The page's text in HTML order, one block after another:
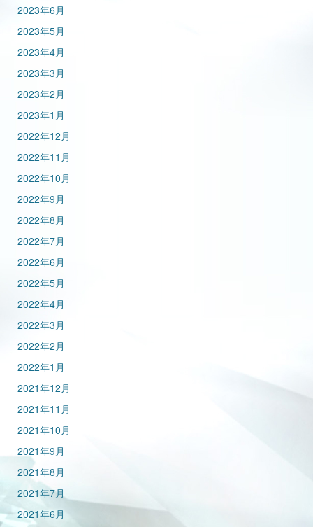
2023年6月
2023年5月
2023年4月
2023年3月
2023年2月
2023年1月
2022年12月
2022年11月
2022年10月
2022年9月
2022年8月
2022年7月
2022年6月
2022年5月
2022年4月
2022年3月
2022年2月
2022年1月
2021年12月
2021年11月
2021年10月
2021年9月
2021年8月
2021年7月
2021年6月